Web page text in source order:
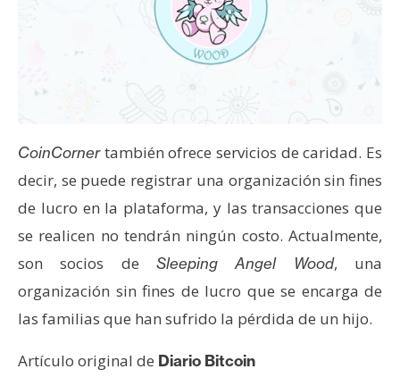
n
a
c
o
y
P
u
b
l
i
CoinCornertambién ofrece servicios de caridad. Es
decir, se puede registrar una organización sin fines
de lucro en la plataforma, y las transacciones que
se realicen no tendrán ningún costo. Actualmente,
son socios de Sleeping Angel Wood, una
organización sin fines de lucro que se encarga de
las familias que han sufrido la pérdida de un hijo.
Artículo original de Diario Bitcoin